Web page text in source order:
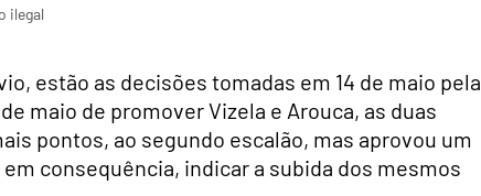
ilegal
estão as decisões tomadas em 14 de maio pela
maio de promover Vizela e Arouca, as duas
pontos, ao segundo escalão, mas aprovou um
consequência, indicar a subida dos mesmos